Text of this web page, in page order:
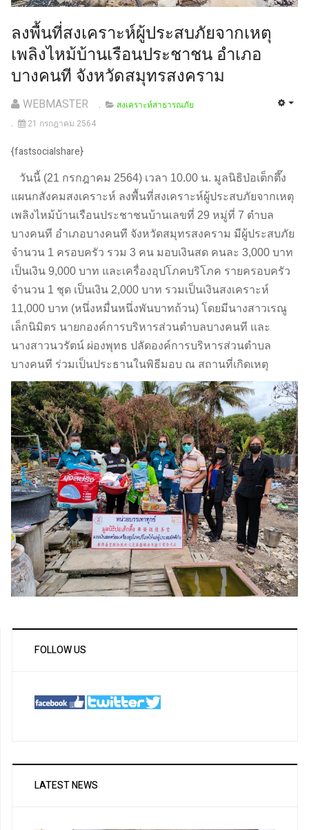
ลงพื้นที่สงเคราะห์ผู้ประสบภัยจากเหตุ
เพลิงไหม้บ้านเรือนประชาชน อำเภอ
บางคนที จังหวัดสมุทรสงคราม
WEBMASTER
สงเคราะห์สาธารณภัย
21 กรกฎาคม 2564
{fastsocialshare}
วันนี้ (21 กรกฎาคม 2564) เวลา 10.00 น. มูลนิธิป่อเต็กตึ๊ง
แผนกสังคมสงเคราะห์ ลงพื้นที่สงเคราะห์ผู้ประสบภัยจากเหตุ
เพลิงไหม้บ้านเรือนประชาชนบ้านเลขที่ 29 หมู่ที่ 7 ตำบล
บางคนที อำเภอบางคนที จังหวัดสมุทรสงคราม มีผู้ประสบภัย
จำนวน 1 ครอบครัว รวม 3 คน มอบเงินสด คนละ 3,000 บาท
เป็นเงิน 9,000 บาท และเครื่องอุปโภคบริโภค รายครอบครัว
จำนวน 1 ชุด เป็นเงิน 2,000 บาท รวมเป็นเงินสงเคราะห์
11,000 บาท (หนึ่งหมื่นหนึ่งพันบาทถ้วน) โดยมีนางสาวเรณู
เล็กนิมิตร นายกองค์การบริหารส่วนตำบลบางคนที และ
นางสาวนวรัตน์ ผ่องพุทธ ปลัดองค์การบริหารส่วนตำบล
บางคนที ร่วมเป็นประธานในพิธีมอบ ณ สถานที่เกิดเหตุ
FOLLOW US
LATEST NEWS